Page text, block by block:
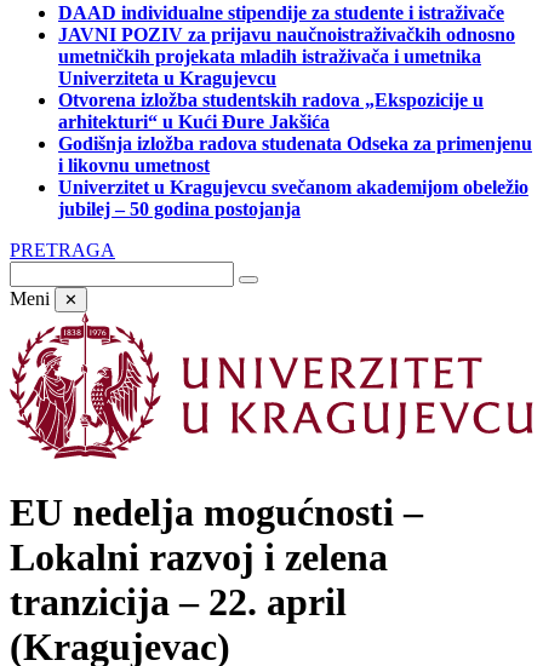
DAAD individualne stipendije za studente i istraživače
JAVNI POZIV za prijavu naučnoistraživačkih odnosno
umetničkih projekata mladih istraživača i umetnika
Univerziteta u Kragujevcu
Otvorena izložba studentskih radova „Ekspozicije u
arhitekturi“ u Kući Đure Jakšića
Godišnja izložba radova studenata Odseka za primenjenu
i likovnu umetnost
Univerzitet u Kragujevcu svečanom akademijom obeležio
jubilej – 50 godina postojanja
PRETRAGA
Meni ✕
EU nedelja mogućnosti –
Lokalni razvoj i zelena
tranzicija – 22. april
(Kragujevac)